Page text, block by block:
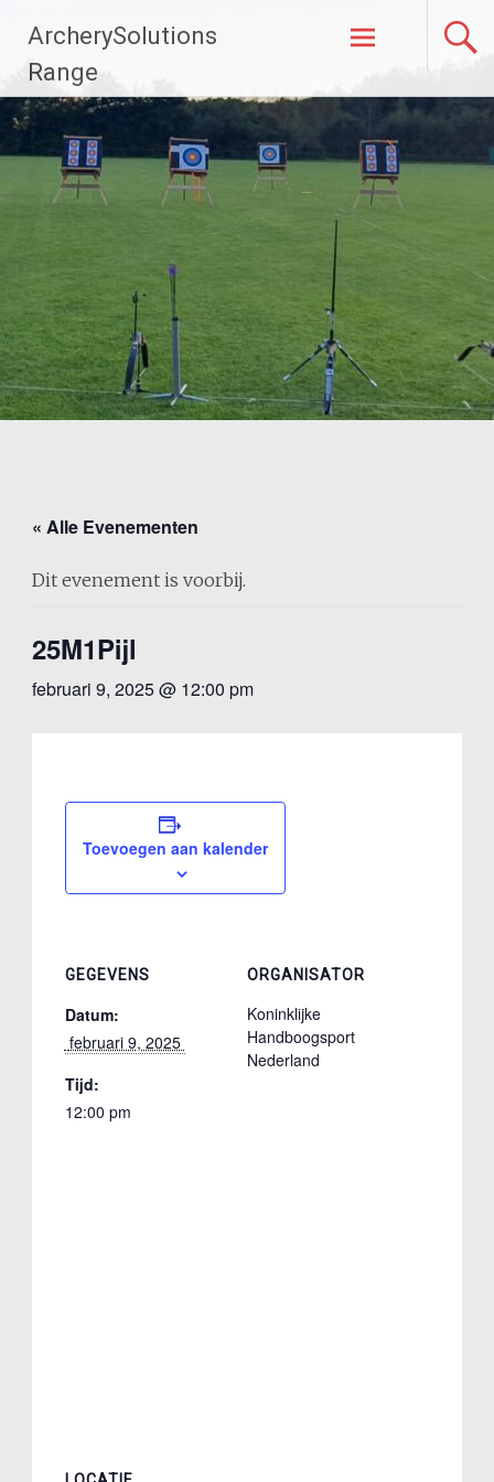
inhoud
springen
ArcherySolutions
Range
« Alle Evenementen
Dit evenement is voorbij.
25M1Pijl
februari 9, 2025 @ 12:00 pm
Toevoegen aan kalender
GEGEVENS
Datum:
februari 9, 2025
Tijd:
12:00 pm
ORGANISATOR
Koninklijke
Handboogsport
Nederland